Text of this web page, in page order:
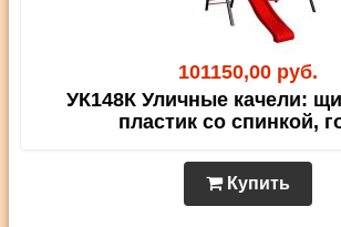
101150,00 руб.
УК148К Уличные качели:
пластик со спинкой,
Купить